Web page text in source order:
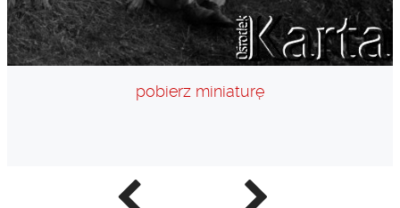
Poprzednie
zdjęcie
Następne
zdjęcie
pobierz miniaturę